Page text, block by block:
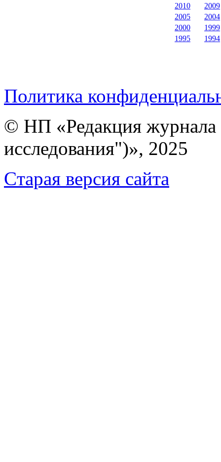
2010
2009
2005
2004
2000
1999
1995
1994
Политика
© НП «Редакция
исследования")», 2025
Cтарая версия сайта